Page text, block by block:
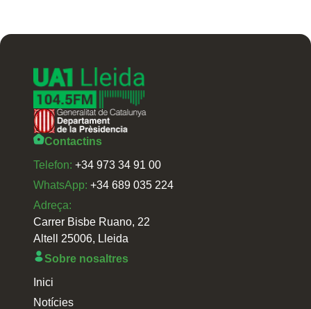
Contactins
Telefon: +34 973 34 91 00
WhatsApp: +34 689 035 224
Adreça:
Carrer Bisbe Ruano, 22
Altell 25006, Lleida
Sobre nosaltres
Inici
Notícies